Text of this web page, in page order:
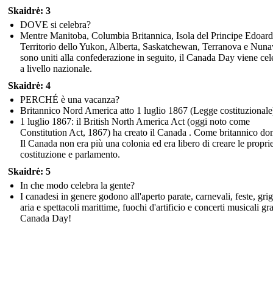
Skaidrė: 3
DOVE si celebra?
Mentre Manitoba, Columbia Britannica, Isola del Principe
Territorio dello Yukon, Alberta, Saskatchewan, Terranova e
sono uniti alla confederazione in seguito, il Canada Day viene
a livello nazionale.
Skaidrė: 4
PERCHÉ è una vacanza?
Britannico Nord America atto 1 luglio 1867 (Legge
1 luglio 1867: il British North America Act (oggi noto come
Constitution Act, 1867) ha creato il Canada . Come britannico
Il Canada non era più una colonia ed era libero di creare le
costituzione e parlamento.
Skaidrė: 5
In che modo celebra la gente?
I canadesi in genere godono all'aperto parate, carnevali, feste,
aria e spettacoli marittime, fuochi d'artificio e concerti musicali
Canada Day!